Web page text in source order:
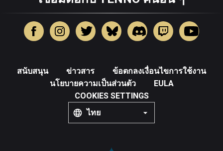
สนับสนุน ข่าวสาร
ข้อตกลงเงื่อนไขการใช้งาน
นโยบายความเป็นส่วนตัว
EULA
COOKIES SETTINGS
ไทย